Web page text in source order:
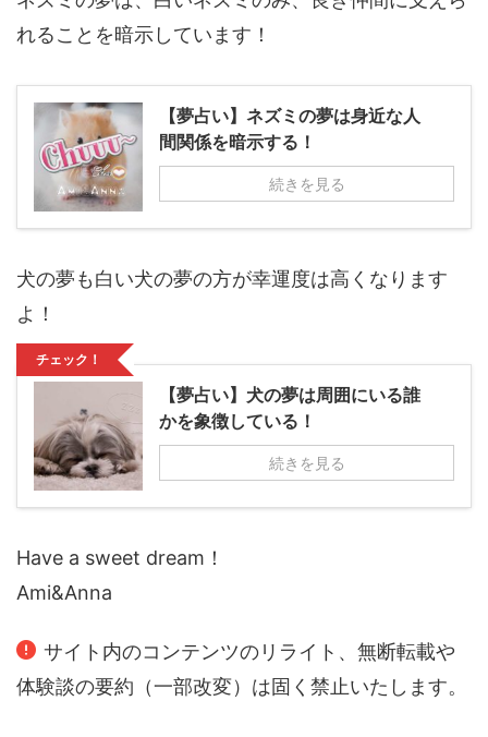
れることを暗示しています！
【夢占い】ネズミの夢は身近な人
間関係を暗示する！
続きを見る
犬の夢も白い犬の夢の方が幸運度は高くなります
よ！
チェック！
【夢占い】犬の夢は周囲にいる誰
かを象徴している！
続きを見る
Have a sweet dream！
Ami&Anna
サイト内のコンテンツのリライト、無断転載や
体験談の要約（一部改変）は固く禁止いたします。